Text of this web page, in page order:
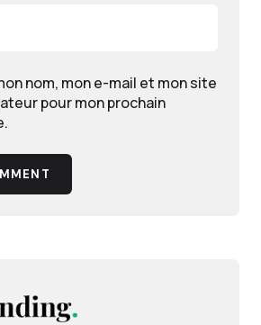
nom, mon e-mail et mon site
pour mon prochain